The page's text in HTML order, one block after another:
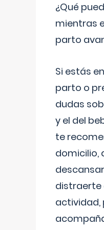
¿Qué
mientras
parto
Si estás
parto o
dudas
y el del
te
domicilio,
distraerte
actividad,